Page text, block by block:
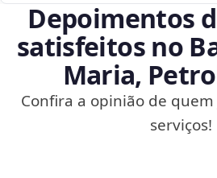
Depoimentos
satisfeitos no
Maria,
Confira a opinião de
serviços!